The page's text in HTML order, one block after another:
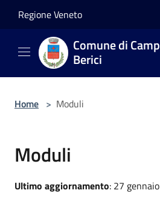
Regione Veneto
Comune di
Berici
Home > Moduli
Moduli
Ultimo aggiornamento: 27